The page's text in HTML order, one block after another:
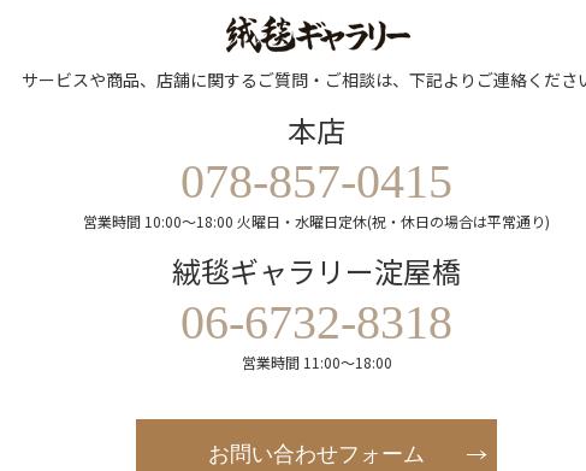
サービスや商品、店舗に関するご質問・ご相談は、下記よりご連絡くださ
本店
078-857-0415
営業時間 10:00～18:00 火曜日・水曜日定休(祝・休日の場合は平常通り)
絨毯ギャラリー淀屋橋
06-6732-8318
営業時間 11:00～18:00
お問い合わせフォーム